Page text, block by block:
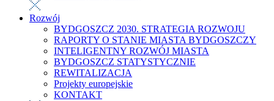
Rozwój
BYDGOSZCZ 2030. STRATEGIA ROZWOJU
RAPORTY O STANIE MIASTA BYDGOSZCZY
INTELIGENTNY ROZWÓJ MIASTA
BYDGOSZCZ STATYSTYCZNIE
REWITALIZACJA
Projekty europejskie
KONTAKT